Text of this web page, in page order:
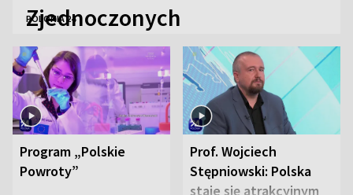
Zjednoczonych
POLONIA 24
Program „Polskie
Powroty”
Prof. Wojciech
Stępniowski: Polska
staje się atrakcyjnym